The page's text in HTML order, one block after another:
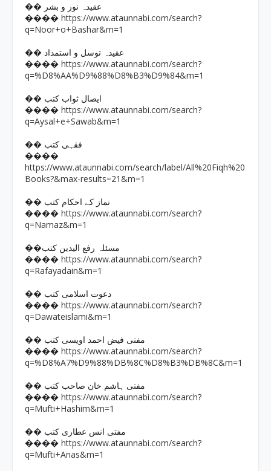
�� عقیدہ نور و بشر
���� https://www.ataunnabi.com/search?
q=Noor+o+Bashar&m=1
�� عقیدہ توسل و استمداد
���� https://www.ataunnabi.com/search?
q=%D8%AA%D9%88%D8%B3%D9%84&m=1
�� ایصال ثواب کتب
���� https://www.ataunnabi.com/search?
q=Aysal+e+Sawab&m=1
�� فقہی کتب
����
https://www.ataunnabi.com/search/label/All%20Fiqh%20
Books?&max-results=21&m=1
�� نماز کے احکام کتب
���� https://www.ataunnabi.com/search?
q=Namaz&m=1
��مسئلہ رفع الیدین کتب
���� https://www.ataunnabi.com/search?
q=Rafayadain&m=1
�� دعوت اسلامی کتب
���� https://www.ataunnabi.com/search?
q=Dawateislami&m=1
�� مفتی فیض احمد اویسی کتب
���� https://www.ataunnabi.com/search?
q=%D8%A7%D9%88%DB%8C%D8%B3%DB%8C&m=1
�� مفتی ہاشم خان صاحب کتب
���� https://www.ataunnabi.com/search?
q=Mufti+Hashim&m=1
�� مفتی انس عطاری کتب
���� https://www.ataunnabi.com/search?
q=Mufti+Anas&m=1